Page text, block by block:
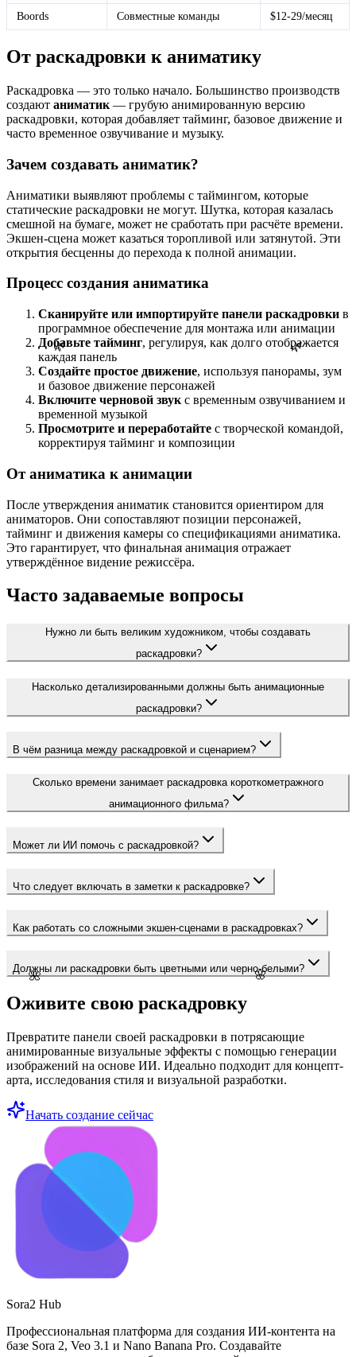
🌿
🌺
🌿
🌸
Boords Совместные команды $12-29/месяц
От раскадровки к аниматику
Раскадровка — это только начало. Большинство производств
создают аниматик — грубую анимированную версию
раскадровки, которая добавляет тайминг, базовое движение и
часто временное озвучивание и музыку.
Зачем создавать аниматик?
Аниматики выявляют проблемы с таймингом, которые
статические раскадровки не могут. Шутка, которая казалась
смешной на бумаге, может не сработать при расчёте времени.
Экшен-сцена может казаться торопливой или затянутой. Эти
открытия бесценны до перехода к полной анимации.
Процесс создания аниматика
Сканируйте или импортируйте панели раскадровки в
программное обеспечение для монтажа или анимации
Добавьте тайминг, регулируя, как долго отображается
каждая панель
Создайте простое движение, используя панорамы, зум
и базовое движение персонажей
Включите черновой звук с временным озвучиванием и
временной музыкой
Просмотрите и переработайте с творческой командой,
корректируя тайминг и композиции
От аниматика к анимации
После утверждения аниматик становится ориентиром для
аниматоров. Они сопоставляют позиции персонажей,
тайминг и движения камеры со спецификациями аниматика.
Это гарантирует, что финальная анимация отражает
утверждённое видение режиссёра.
Часто задаваемые вопросы
Нужно ли быть великим художником, чтобы создавать
раскадровки?
Насколько детализированными должны быть анимационные
раскадровки?
В чём разница между раскадровкой и сценарием?
Сколько времени занимает раскадровка короткометражного
анимационного фильма?
Может ли ИИ помочь с раскадровкой?
Что следует включать в заметки к раскадровке?
Как работать со сложными экшен-сценами в раскадровках?
Должны ли раскадровки быть цветными или черно-белыми?
Оживите свою раскадровку
Превратите панели своей раскадровки в потрясающие
анимированные визуальные эффекты с помощью генерации
изображений на основе ИИ. Идеально подходит для концепт-
арта, исследования стиля и визуальной разработки.
Начать создание сейчас
Sora2 Hub
Профессиональная платформа для создания ИИ-контента на
базе Sora 2, Veo 3.1 и Nano Banana Pro. Создавайте